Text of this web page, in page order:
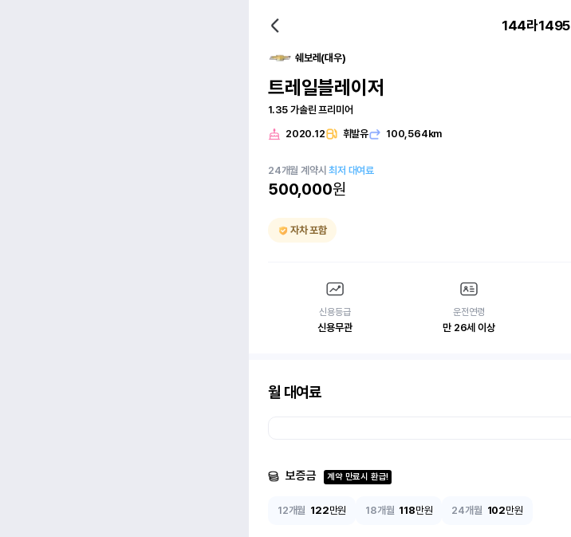
144라1495
쉐보레(대우)
트레일블레이저
1.35 가솔린 프리미어
2020.12 휘발유 100,564km
24개월 계약시최저 대여료
500,000원
자차 포함
신용등급
신용무관
운전연령
만 26세 이상
월 대여료
보증금 계약 만료시 환급!
12개월 122만원 18개월 118만원 24개월 102만원